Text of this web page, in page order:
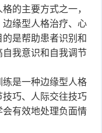
的主要方式之一，
缘型人格治疗、心
是帮助患者识别和
我意识和自我调节
是一种边缘型人格
巧、人际交往技巧
有效地处理负面情